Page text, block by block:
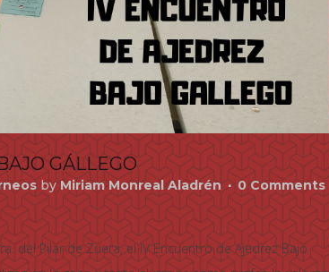
GÁLLEGO
byMiriam Monreal Aladrén
0 Comments
del Pilar de Zuera, el IV Encuentro de Ajedrez Bajo